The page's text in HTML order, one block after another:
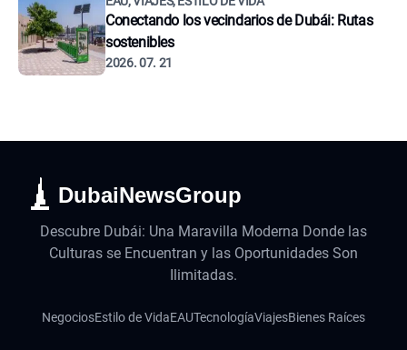
Conectando los vecindarios de Dubái: Rutas
sostenibles
2026. 07. 21
DubaiNewsGroup
Descubre Dubái: Una Maravilla Moderna Donde las
Culturas se Encuentran y las Oportunidades Son
Ilimitadas.
NegociosEstilo de VidaEAUTecnologíaViajesBienes Raíces